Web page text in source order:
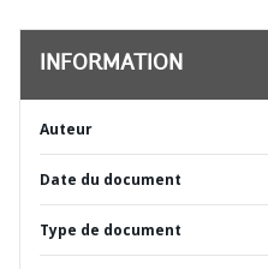
INFORMATION
Auteur
Date du document
Type de document